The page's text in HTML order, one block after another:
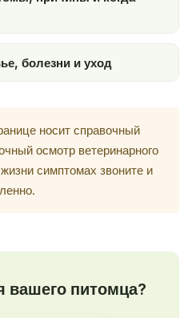
болезни и уход
носит справочный
осмотр ветеринарного
симптомах звоните и
вашего питомца?